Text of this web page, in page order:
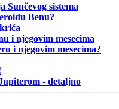
Sunčevog sistema
Benu?
i njegovim mesecima
i njegovim mesecima?
- detaljno